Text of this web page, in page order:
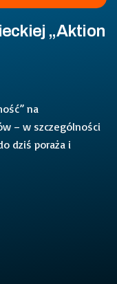
„Aktion
na
– w szczególności
dziś poraża i